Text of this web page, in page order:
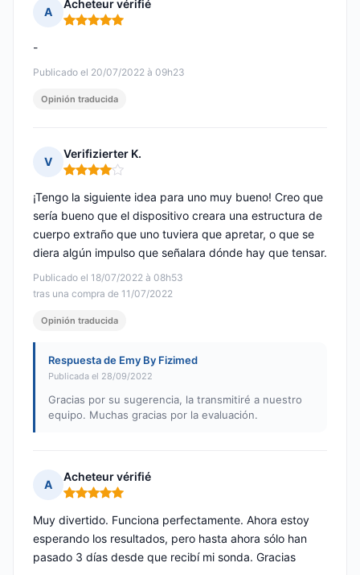
A
Acheteur vérifié
Nota: 5 de 5
Publicado el 20/07/2022 à 09h23
-
Opinión traducida
V
Verifizierter K.
Nota: 4 de 5
Publicado el 18/07/2022 à 08h53
tras una compra de 11/07/2022
¡Tengo la siguiente idea para uno muy bueno! Creo que
sería bueno que el dispositivo creara una estructura de
cuerpo extraño que uno tuviera que apretar, o que se
diera algún impulso que señalara dónde hay que tensar.
Opinión traducida
Respuesta de Emy By Fizimed
Publicada el 28/09/2022
Gracias por su sugerencia, la transmitiré a nuestro
equipo. Muchas gracias por la evaluación.
A
Acheteur vérifié
Nota: 5 de 5
Muy divertido. Funciona perfectamente. Ahora estoy
esperando los resultados, pero hasta ahora sólo han
pasado 3 días desde que recibí mi sonda. Gracias